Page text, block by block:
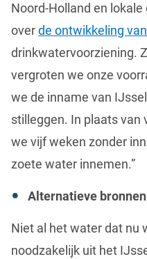
Noord-Holland en
overde ontwikkeling
drinkwatervoorziening.
vergroten we onze
we de inname van
stilleggen. In plaats van
we vijf weken zonder
zoete water innemen.”
Alternatieve bronnen
Niet al het water dat nu
noodzakelijk uit het